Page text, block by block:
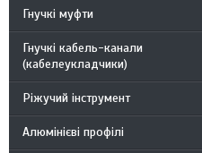
Гнучкі муфти
Гнучкі кабель-канали
(кабелеукладчики)
Ріжучий інструмент
Алюмінієві профілі